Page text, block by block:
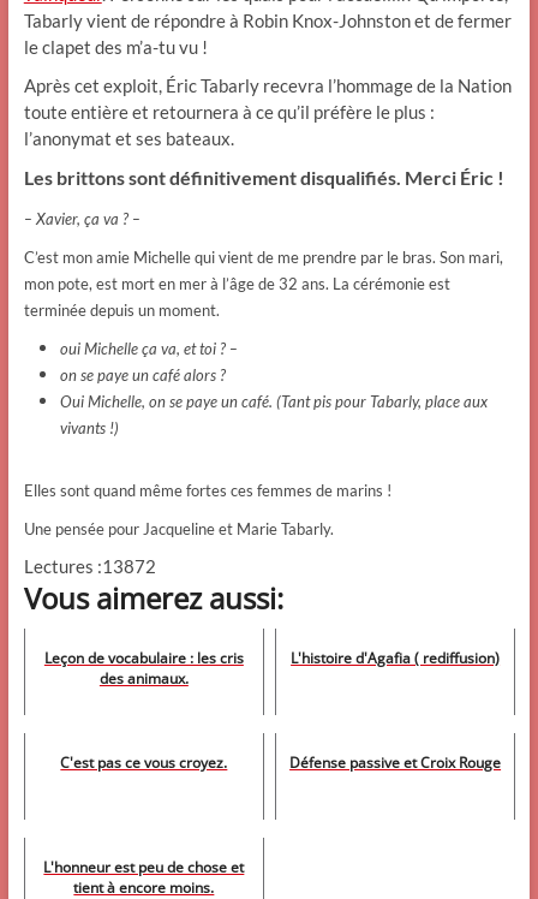
Tabarly vient de répondre à Robin Knox-Johnston et de fermer
le clapet des m’a-tu vu !
Après cet exploit, Éric Tabarly recevra l’hommage de la Nation
toute entière et retournera à ce qu’il préfère le plus :
l’anonymat et ses bateaux.
Les brittons sont définitivement disqualifiés. Merci Éric !
– Xavier, ça va ? –
C’est mon amie Michelle qui vient de me prendre par le bras. Son mari,
mon pote, est mort en mer à l’âge de 32 ans. La cérémonie est
terminée depuis un moment.
oui Michelle ça va, et toi ? –
on se paye un café alors ?
Oui Michelle, on se paye un café. (Tant pis pour Tabarly, place aux
vivants !)
Elles sont quand même fortes ces femmes de marins !
Une pensée pour Jacqueline et Marie Tabarly.
Lectures :13872
Vous aimerez aussi:
Leçon de vocabulaire : les cris
des animaux.
L'histoire d'Agafia ( rediffusion)
C'est pas ce vous croyez. Défense passive et Croix Rouge
L'honneur est peu de chose et
tient à encore moins.